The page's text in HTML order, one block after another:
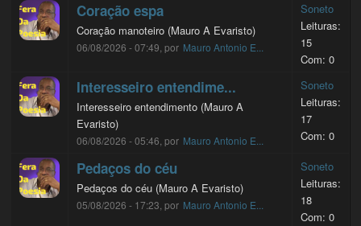
Coração espa
Coração manoteiro (Mauro A Evaristo)
06/08/2026 - 07:49, por Mauro Antonio E...
Soneto
Leituras:
15
Com: 0
Interesseiro entendime...
Interesseiro entendimento (Mauro A
Evaristo)
06/08/2026 - 05:46, por Mauro Antonio E...
Soneto
Leituras:
17
Com: 0
Pedaços do céu
Pedaços do céu (Mauro A Evaristo)
05/08/2026 - 17:23, por Mauro Antonio E...
Soneto
Leituras:
18
Com: 0